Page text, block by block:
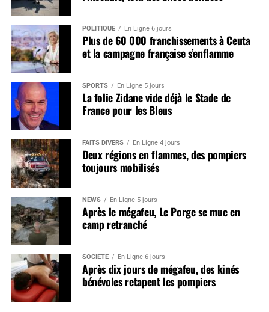
POLITIQUE En Ligne 6 jours
Plus de 60 000 franchissements à Ceuta
et la campagne française s’enflamme
SPORTS En Ligne 5 jours
La folie Zidane vide déjà le Stade de
France pour les Bleus
FAITS DIVERS En Ligne 4 jours
Deux régions en flammes, des pompiers
toujours mobilisés
NEWS En Ligne 5 jours
Après le mégafeu, Le Porge se mue en
camp retranché
SOCIÉTÉ En Ligne 6 jours
Après dix jours de mégafeu, des kinés
bénévoles retapent les pompiers